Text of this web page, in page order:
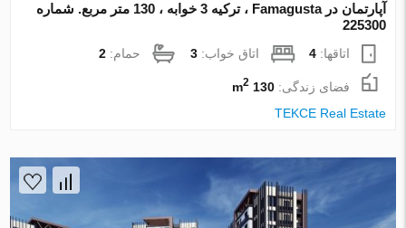
آپارتمان در Famagusta ، ترکیه 3 خوابه ، 130 متر مربع. شماره
225300
اتاقها:4 اتاق خواب:3 حمام:2
فضای زندگی:130 m
2
TEKCE Real Estate